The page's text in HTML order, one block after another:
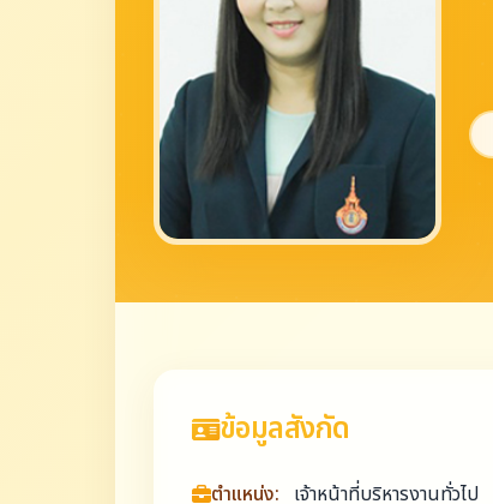
ข้อมูลสังกัด
ตำแหน่ง: เจ้าหน้าที่บริหารงานทั่วไป